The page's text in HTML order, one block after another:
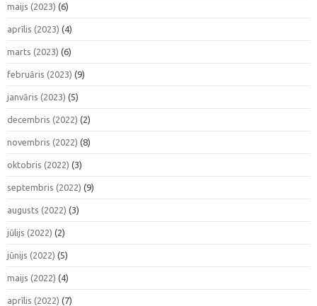
maijs (2023) (6)
aprīlis (2023) (4)
marts (2023) (6)
februāris (2023) (9)
janvāris (2023) (5)
decembris (2022) (2)
novembris (2022) (8)
oktobris (2022) (3)
septembris (2022) (9)
augusts (2022) (3)
jūlijs (2022) (2)
jūnijs (2022) (5)
maijs (2022) (4)
aprīlis (2022) (7)